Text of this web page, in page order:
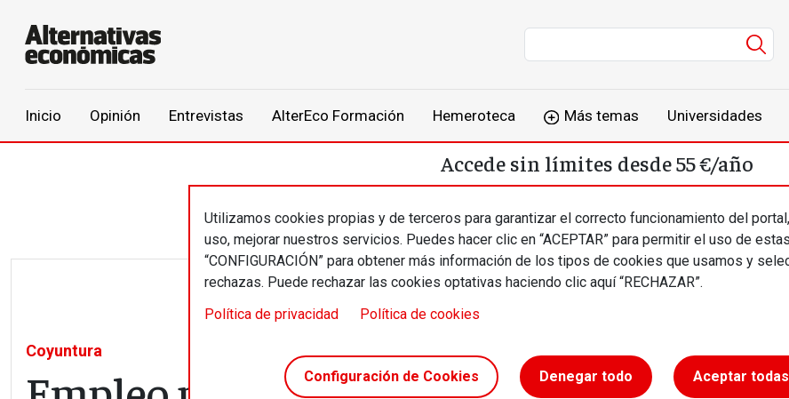
Inicio Opinión Entrevistas AlterEco Formación Hemeroteca Más temas Universidades
Utilizamos cookies propias y de terceros para garantizar el correcto funcionamiento del
uso, mejorar nuestros servicios. Puedes hacer clic en “ACEPTAR” para permitir el uso de
“CONFIGURACIÓN” para obtener más información de los tipos de cookies que usamos y
rechazas. Puede rechazar las cookies optativas haciendo clic aquí “RECHAZAR”.
Política de privacidad
Política de cookies
Configuración de Cookies Denegar todo Aceptar
Accede sin límites desde 55 €/año
Coyuntura